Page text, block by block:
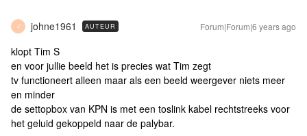
J johne1961 AUTEUR Forum|Forum|6 years ago
klopt Tim S
en voor jullie beeld het is precies wat Tim zegt
tv functioneert alleen maar als een beeld weergever niets meer
en minder
de settopbox van KPN is met een toslink kabel rechtstreeks voor
het geluid gekoppeld naar de palybar.